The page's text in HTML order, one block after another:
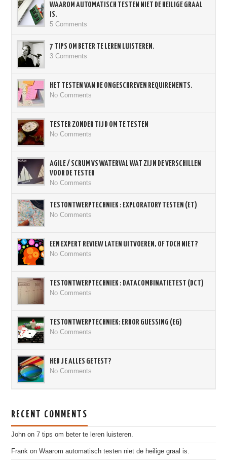
WAAROM AUTOMATISCH TESTEN NIET DE HEILIGE GRAAL
IS.
5 Comments
7 TIPS OM BETER TE LEREN LUISTEREN.
3 Comments
HET TESTEN VAN DE ONGESCHREVEN REQUIREMENTS.
No Comments
TESTER ZONDER TIJD OM TE TESTEN
No Comments
AGILE / SCRUM VS WATERVAL WAT ZIJN DE VERSCHILLEN
VOOR DE TESTER
No Comments
TESTONTWERPTECHNIEK : EXPLORATORY TESTEN (ET)
No Comments
EEN EXPERT REVIEW LATEN UITVOEREN, OF TOCH NIET?
No Comments
TESTONTWERPTECHNIEK : DATACOMBINATIETEST (DCT)
No Comments
TESTONTWERPTECHNIEK: ERROR GUESSING (EG)
No Comments
HEB JE ALLES GETEST?
No Comments
RECENT COMMENTS
John on7 tips om beter te leren luisteren.
Frank onWaarom automatisch testen niet de heilige graal is.